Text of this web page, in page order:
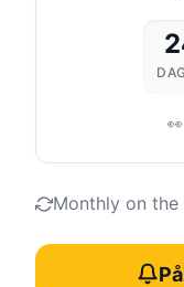
Monthly on the